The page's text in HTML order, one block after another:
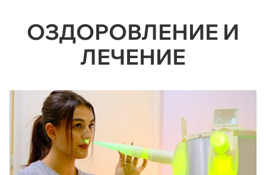
ОЗДОРОВЛЕНИЕ И
ЛЕЧЕНИЕ